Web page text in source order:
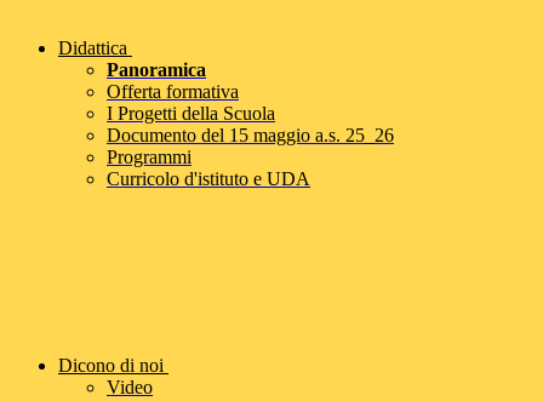
Didattica
Panoramica
Offerta formativa
I Progetti della Scuola
Documento del 15 maggio a.s. 25_26
Programmi
Curricolo d'istituto e UDA
Dicono di noi
Video